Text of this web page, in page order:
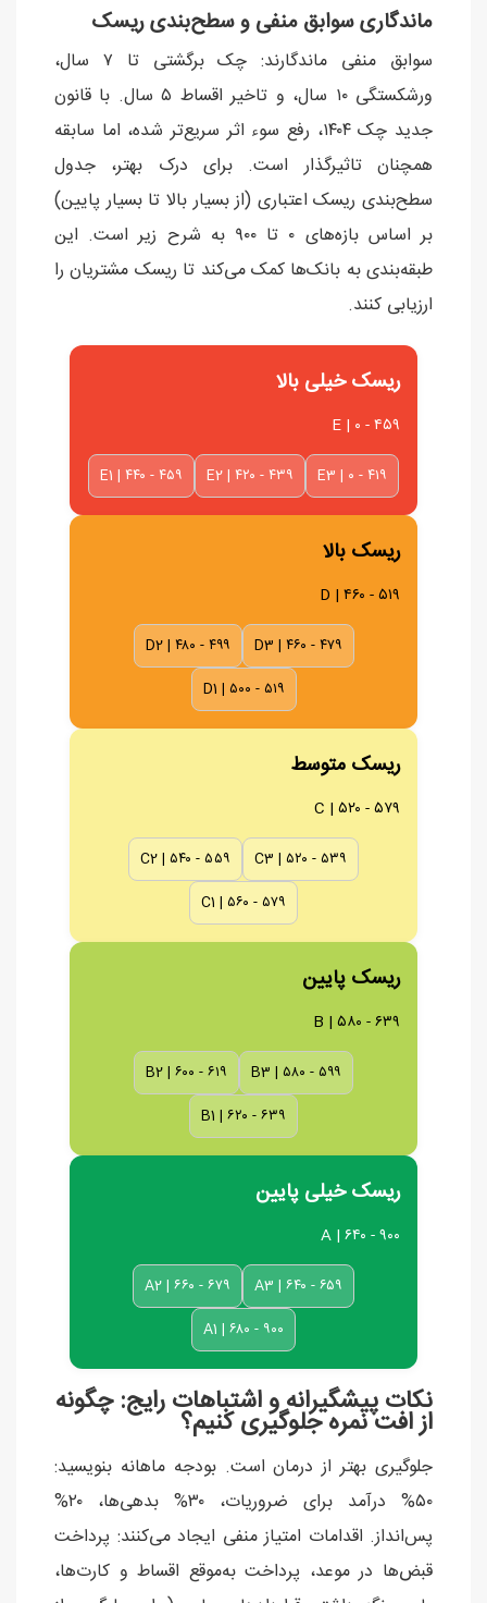
ماندگاری سوابق منفی و سطح‌بندی ریسک
سوابق منفی ماندگارند: چک برگشتی تا ۷ سال،
ورشکستگی ۱۰ سال، و تاخیر اقساط ۵ سال. با قانون
جدید چک ۱۴۰۴، رفع سوء اثر سریع‌تر شده، اما سابقه
همچنان تاثیرگذار است. برای درک بهتر، جدول
سطح‌بندی ریسک اعتباری (از بسیار بالا تا بسیار پایین)
بر اساس بازه‌های ۰ تا ۹۰۰ به شرح زیر است. این
طبقه‌بندی به بانک‌ها کمک می‌کند تا ریسک مشتریان را
ارزیابی کنند.
ریسک خیلی بالا
E | ۰ - ۴۵۹
E3 | ۰ - ۴۱۹ E2 | ۴۲۰ - ۴۳۹ E1 | ۴۴۰ - ۴۵۹
ریسک بالا
D | ۴۶۰ - ۵۱۹
D3 | ۴۶۰ - ۴۷۹
D2 | ۴۸۰ - ۴۹۹
D1 | ۵۰۰ - ۵۱۹
ریسک متوسط
C | ۵۲۰ - ۵۷۹
C3 | ۵۲۰ - ۵۳۹
C2 | ۵۴۰ - ۵۵۹
C1 | ۵۶۰ - ۵۷۹
ریسک پایین
B | ۵۸۰ - ۶۳۹
B3 | ۵۸۰ - ۵۹۹
B2 | ۶۰۰ - ۶۱۹
B1 | ۶۲۰ - ۶۳۹
ریسک خیلی پایین
A | ۶۴۰ - ۹۰۰
A3 | ۶۴۰ - ۶۵۹
A2 | ۶۶۰ - ۶۷۹
A1 | ۶۸۰ - ۹۰۰
نکات پیشگیرانه و اشتباهات رایج: چگونه
از افت نمره جلوگیری کنیم؟
جلوگیری بهتر از درمان است. بودجه ماهانه بنویسید:
۵۰% درآمد برای ضروریات، ۳۰% بدهی‌ها، ۲۰%
پس‌انداز. اقدامات امتیاز منفی ایجاد می‌کنند: پرداخت
قبض‌ها در موعد، پرداخت به‌موقع اقساط و کارت‌ها،